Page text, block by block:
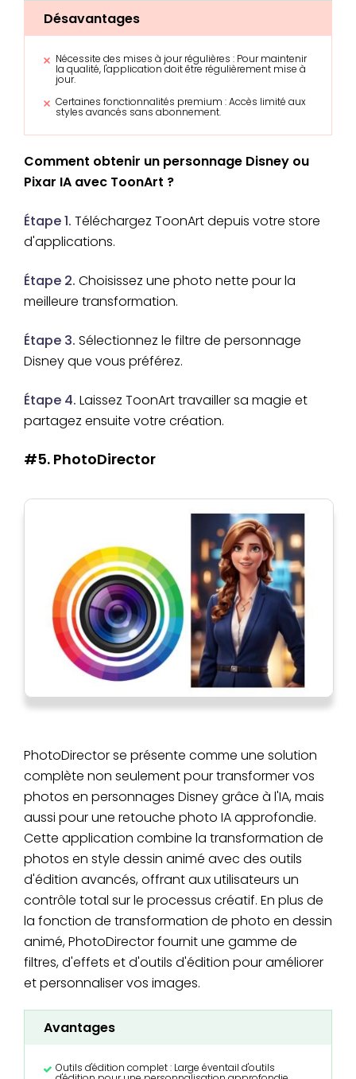
Désavantages
Nécessite des mises à jour régulières : Pour maintenir
la qualité, l'application doit être régulièrement mise à
jour.
Certaines fonctionnalités premium : Accès limité aux
styles avancés sans abonnement.
Comment obtenir un personnage Disney ou
Pixar IA avec ToonArt ?
Étape 1. Téléchargez ToonArt depuis votre store
d'applications.
Étape 2. Choisissez une photo nette pour la
meilleure transformation.
Étape 3. Sélectionnez le filtre de personnage
Disney que vous préférez.
Étape 4. Laissez ToonArt travailler sa magie et
partagez ensuite votre création.
#5. PhotoDirector
PhotoDirector se présente comme une solution
complète non seulement pour transformer vos
photos en personnages Disney grâce à l'IA, mais
aussi pour une retouche photo IA approfondie.
Cette application combine la transformation de
photos en style dessin animé avec des outils
d'édition avancés, offrant aux utilisateurs un
contrôle total sur le processus créatif. En plus de
la fonction de transformation de photo en dessin
animé, PhotoDirector fournit une gamme de
filtres, d'effets et d'outils d'édition pour améliorer
et personnaliser vos images.
Avantages
Outils d'édition complet : Large éventail d'outils